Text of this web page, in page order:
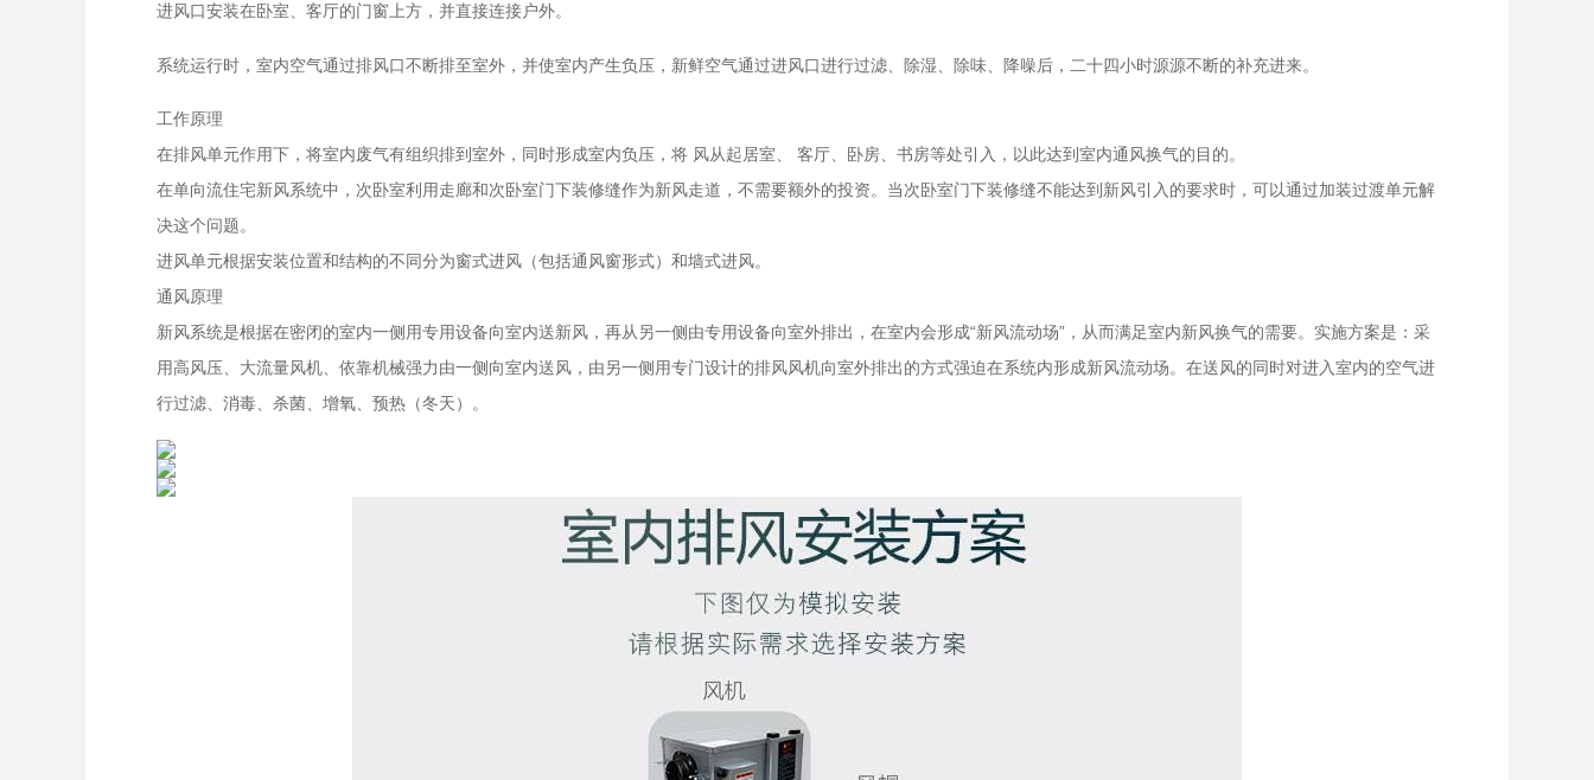
进风口安装在卧室、客厅的门窗上方，并直接连接户外。
系统运行时，室内空气通过排风口不断排至室外，并使室内产生负压，新鲜空气通过进风口进行过滤、除湿、除味、降噪后，二十四小时源源不断的补充进来。
工作原理
在排风单元作用下，将室内废气有组织排到室外，同时形成室内负压，将 风从起居室、 客厅、卧房、书房等处引入，以此达到室内通风换气的目的。
在单向流住宅新风系统中，次卧室利用走廊和次卧室门下装修缝作为新风走道，不需要额外的投资。当次卧室门下装修缝不能达到新风引入的要求时，可以通过加装过渡单元解
决这个问题。
进风单元根据安装位置和结构的不同分为窗式进风（包括通风窗形式）和墙式进风。
通风原理
新风系统是根据在密闭的室内一侧用专用设备向室内送新风，再从另一侧由专用设备向室外排出，在室内会形成“新风流动场”，从而满足室内新风换气的需要。实施方案是：采
用高风压、大流量风机、依靠机械强力由一侧向室内送风，由另一侧用专门设计的排风风机向室外排出的方式强迫在系统内形成新风流动场。在送风的同时对进入室内的空气进
行过滤、消毒、杀菌、增氧、预热（冬天）。